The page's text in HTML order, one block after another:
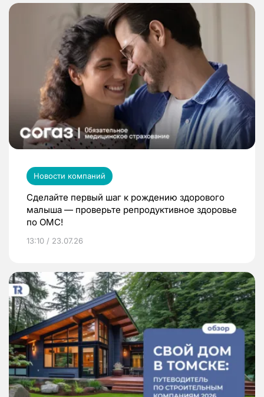
Новости компаний
Сделайте первый шаг к рождению здорового
малыша — проверьте репродуктивное здоровье
по ОМС!
13:10 / 23.07.26